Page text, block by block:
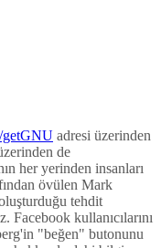
getGNU adresi üzerinden
de
her yerinden insanları
övülen Mark
tehdit
kullanıcılarını
"beğen" butonunu